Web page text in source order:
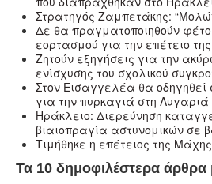
Στρατηγός Ζαμπετάκης:
Δε θα πραγματοποιηθούν
εορτασμού για την επέτειο
Ζητούν εξηγήσεις για την
ενίσχυσης του σχολικού
Στον Εισαγγελέα θα
για την πυρκαγιά στη Λυγαριά
Ηράκλειο: Διερεύνηση
βιαιοπραγία αστυνομικών σε
Τιμήθηκε η επέτειος της
Τα 10 δημοφιλέστερα άρθρα